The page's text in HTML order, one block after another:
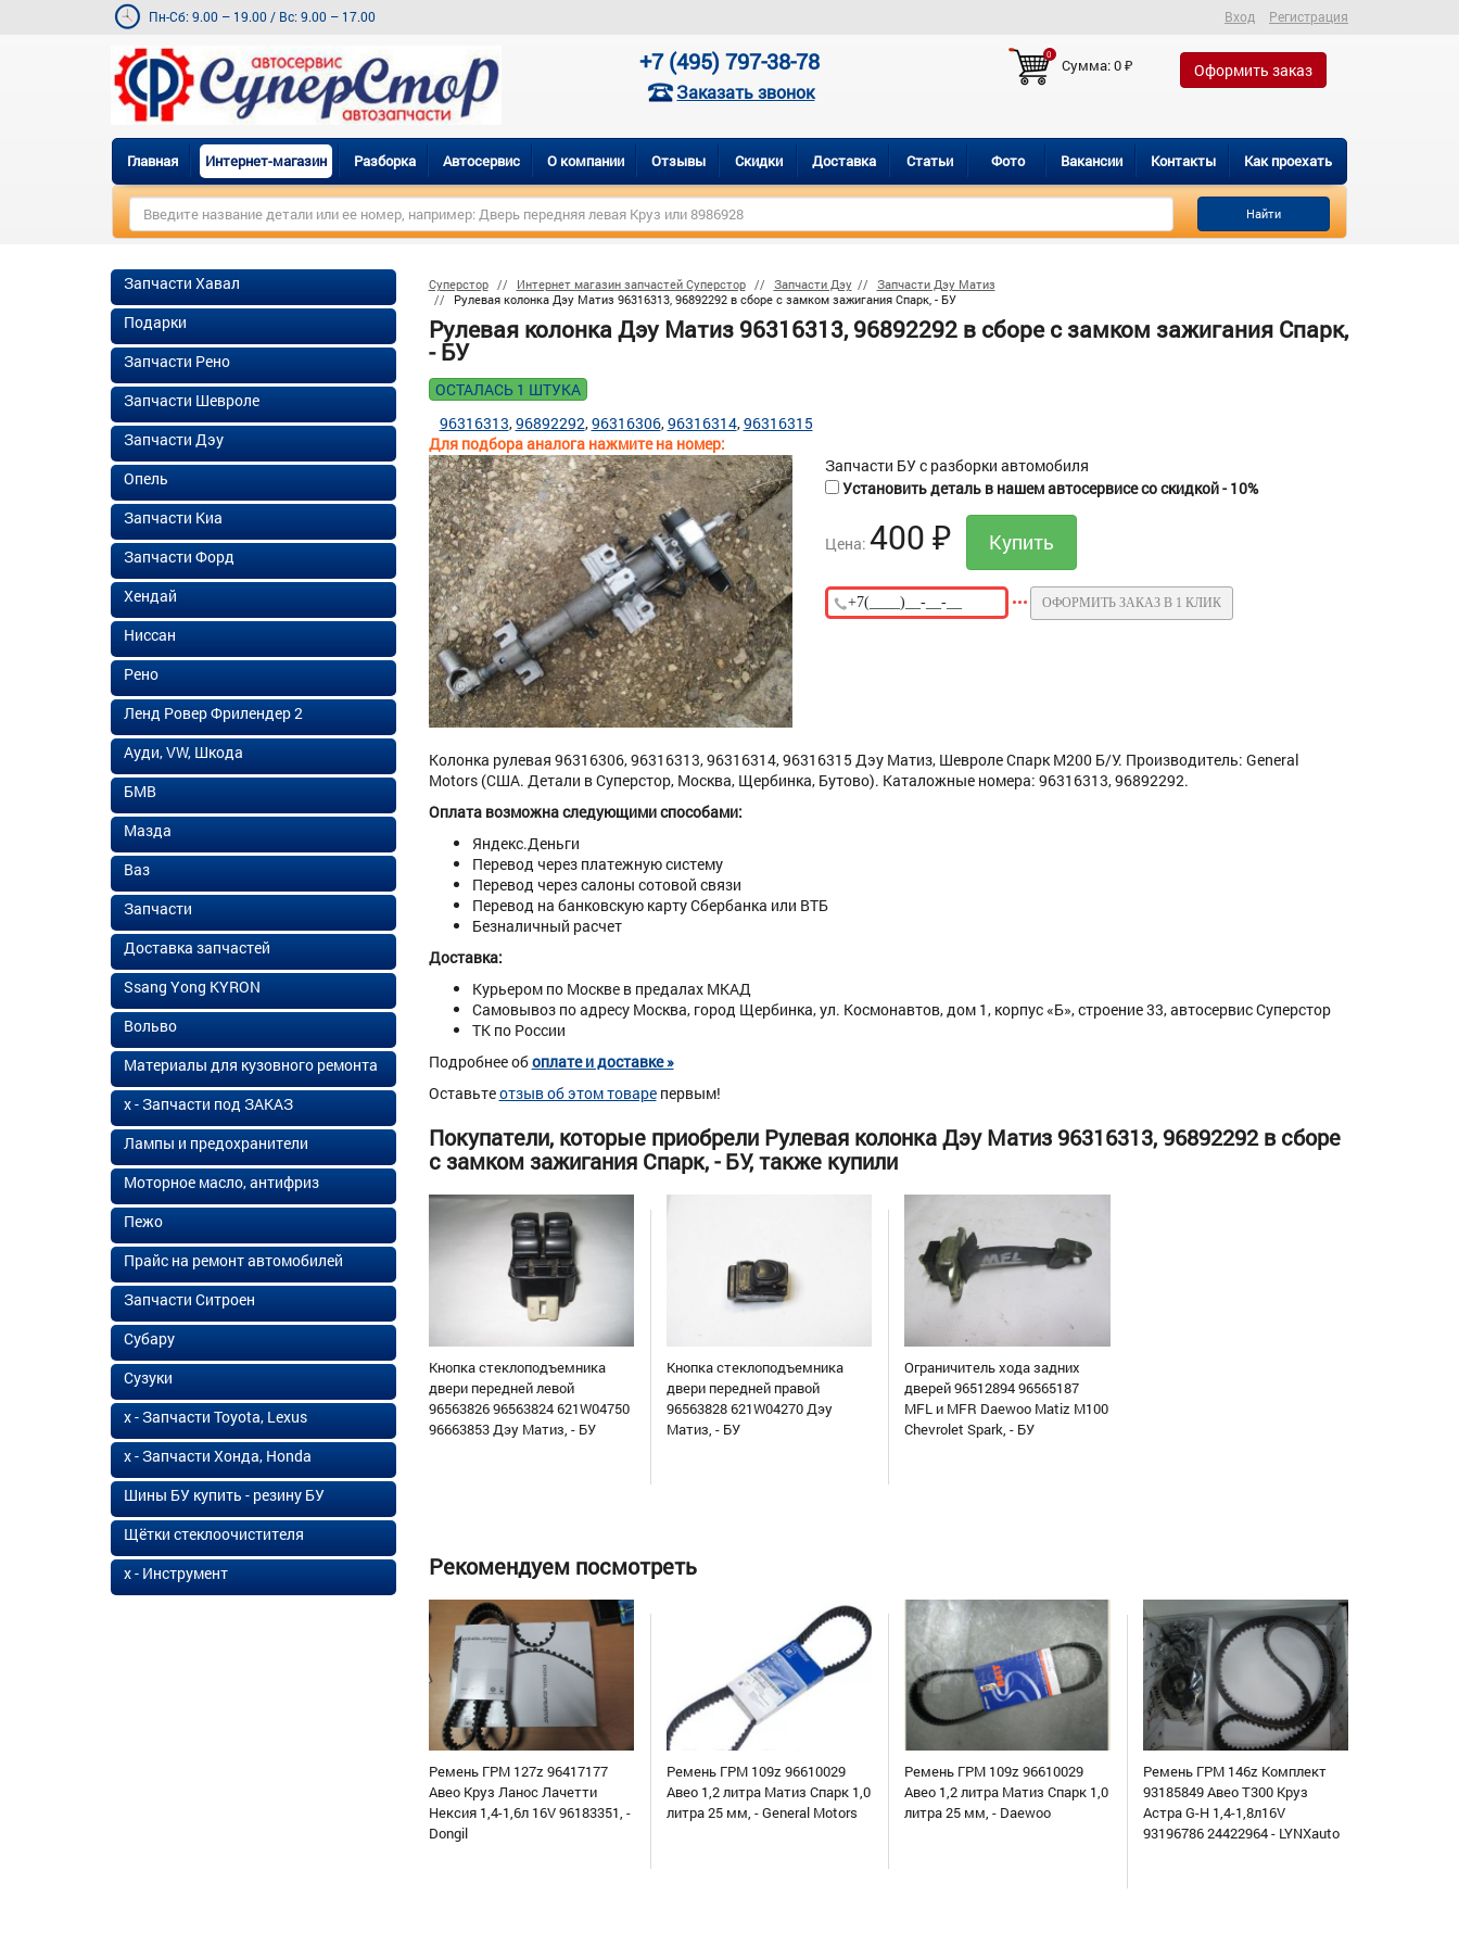
Пн-Сб: 9.00 – 19.00 / Вс: 9.00 – 17.00 Вход Регистрация
+7 (495) 797-38-78
Заказать звонок
0
Сумма:0₽ Оформить заказ
Главная Интернет-магазин Разборка Автосервис О компании Отзывы Скидки Доставка Статьи Фото Вакансии Контакты Как проехать
Найти
Суперстор Интернет магазин запчастей Суперстор Запчасти Дэу
Запчасти Дэу Матиз
Рулевая колонка Дэу Матиз 96316313, 96892292 в сборе с замком зажигания Спарк, - БУ
Рулевая колонка Дэу Матиз 96316313, 96892292 в сборе с замком зажигания Спарк,
- БУ
ОСТАЛАСЬ 1 ШТУКА
Для подбора аналога нажмите на номер:
96316313 96892292 96316306 96316314 96316315
Запчасти БУ с разборки автомобиля
Установить деталь в нашем автосервисе со скидкой - 10%
Цена:400₽
ОФОРМИТЬ ЗАКАЗ В 1 КЛИК
Колонка рулевая 96316306, 96316313, 96316314, 96316315 Дэу Матиз, Шевроле Спарк М200 Б/У. Производитель: General
Motors (США. Детали в Суперстор, Москва, Щербинка, Бутово). Каталожные номера: 96316313, 96892292.
Оплата возможна следующими способами:
Яндекс.Деньги
Перевод через платежную систему
Перевод через салоны сотовой связи
Перевод на банковскую карту Сбербанка или ВТБ
Безналичный расчет
Доставка:
Курьером по Москве в предалах МКАД
Самовывоз по адресу Москва, город Щербинка, ул. Космонавтов, дом 1, корпус «Б», строение 33, автосервис Суперстор
ТК по России
Подробнее обоплате и доставке »
Оставьтеотзыв об этом товарепервым!
Покупатели, которые приобрели Рулевая колонка Дэу Матиз 96316313, 96892292 в сборе
с замком зажигания Спарк, - БУ, также купили
Кнопка стеклоподъемника
двери передней левой
96563826 96563824 621W04750
96663853 Дэу Матиз, - БУ
Кнопка стеклоподъемника
двери передней правой
96563828 621W04270 Дэу
Матиз, - БУ
Ограничитель хода задних
дверей 96512894 96565187
MFL и MFR Daewoo Matiz М100
Chevrolet Spark, - БУ
Рекомендуем посмотреть
Ремень ГРМ 127z 96417177
Авео Круз Ланос Лачетти
Нексия 1,4-1,6л 16V 96183351, -
Dongil
Ремень ГРМ 109z 96610029
Авео 1,2 литра Матиз Спарк 1,0
литра 25 мм, - General Motors
Ремень ГРМ 109z 96610029
Авео 1,2 литра Матиз Спарк 1,0
литра 25 мм, - Daewoo
Ремень ГРМ 146z Комплект
93185849 Авео Т300 Круз
Астра G-H 1,4-1,8л16V
93196786 24422964 - LYNXauto
Запчасти Хавал
Подарки
Запчасти Рено
Запчасти Шевроле
Запчасти Дэу
Опель
Запчасти Киа
Запчасти Форд
Хендай
Ниссан
Рено
Ленд Ровер Фрилендер 2
Ауди, VW, Шкода
БМВ
Мазда
Ваз
Запчасти
Доставка запчастей
Ssang Yong KYRON
Вольво
Материалы для кузовного ремонта
х - Запчасти под ЗАКАЗ
Лампы и предохранители
Моторное масло, антифриз
Пежо
Прайс на ремонт автомобилей
Запчасти Ситроен
Субару
Сузуки
х - Запчасти Toyota, Lexus
х - Запчасти Хонда, Honda
Шины БУ купить - резину БУ
Щётки стеклоочистителя
х - Инструмент